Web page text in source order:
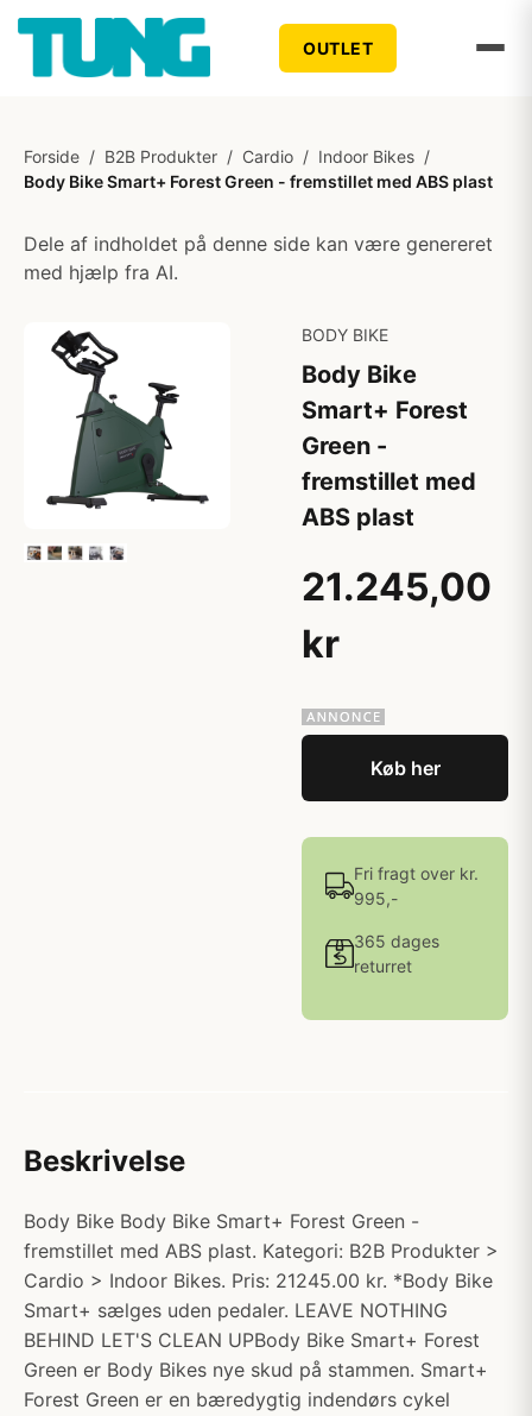
OUTLET
Forside / B2B Produkter / Cardio / Indoor Bikes /
Body Bike Smart+ Forest Green - fremstillet med ABS plast
Dele af indholdet på denne side kan være genereret
med hjælp fra AI.
BODY BIKE
Body Bike
Smart+ Forest
Green -
fremstillet med
ABS plast
21.245,00
kr
Køb her
Fri fragt over kr.
995,-
365 dages
returret
Beskrivelse
Body Bike Body Bike Smart+ Forest Green -
fremstillet med ABS plast. Kategori: B2B Produkter >
Cardio > Indoor Bikes. Pris: 21245.00 kr. *Body Bike
Smart+ sælges uden pedaler. LEAVE NOTHING
BEHIND LET'S CLEAN UPBody Bike Smart+ Forest
Green er Body Bikes nye skud på stammen. Smart+
Forest Green er en bæredygtig indendørs cykel